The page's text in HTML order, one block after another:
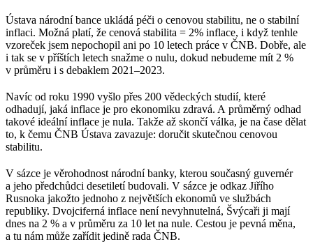
Ústava národní bance ukládá péči o cenovou stabilitu, ne o stabilní
inflaci. Možná platí, že cenová stabilita = 2% inflace, i když tenhle
vzoreček jsem nepochopil ani po 10 letech práce v ČNB. Dobře, ale
i tak se v příštích letech snažme o nulu, dokud nebudeme mít 2 %
v průměru i s debaklem 2021–2023.
Navíc od roku 1990 vyšlo přes 200 vědeckých studií, které
odhadují, jaká inflace je pro ekonomiku zdravá. A průměrný odhad
takové ideální inflace je nula. Takže až skončí válka, je na čase dělat
to, k čemu ČNB Ústava zavazuje: doručit skutečnou cenovou
stabilitu.
V sázce je věrohodnost národní banky, kterou současný guvernér
a jeho předchůdci desetiletí budovali. V sázce je odkaz Jiřího
Rusnoka jakožto jednoho z největších ekonomů ve službách
republiky. Dvojciferná inflace není nevyhnutelná, Švýcaři ji mají
dnes na 2 % a v průměru za 10 let na nule. Cestou je pevná měna,
a tu nám může zařídit jedině rada ČNB.